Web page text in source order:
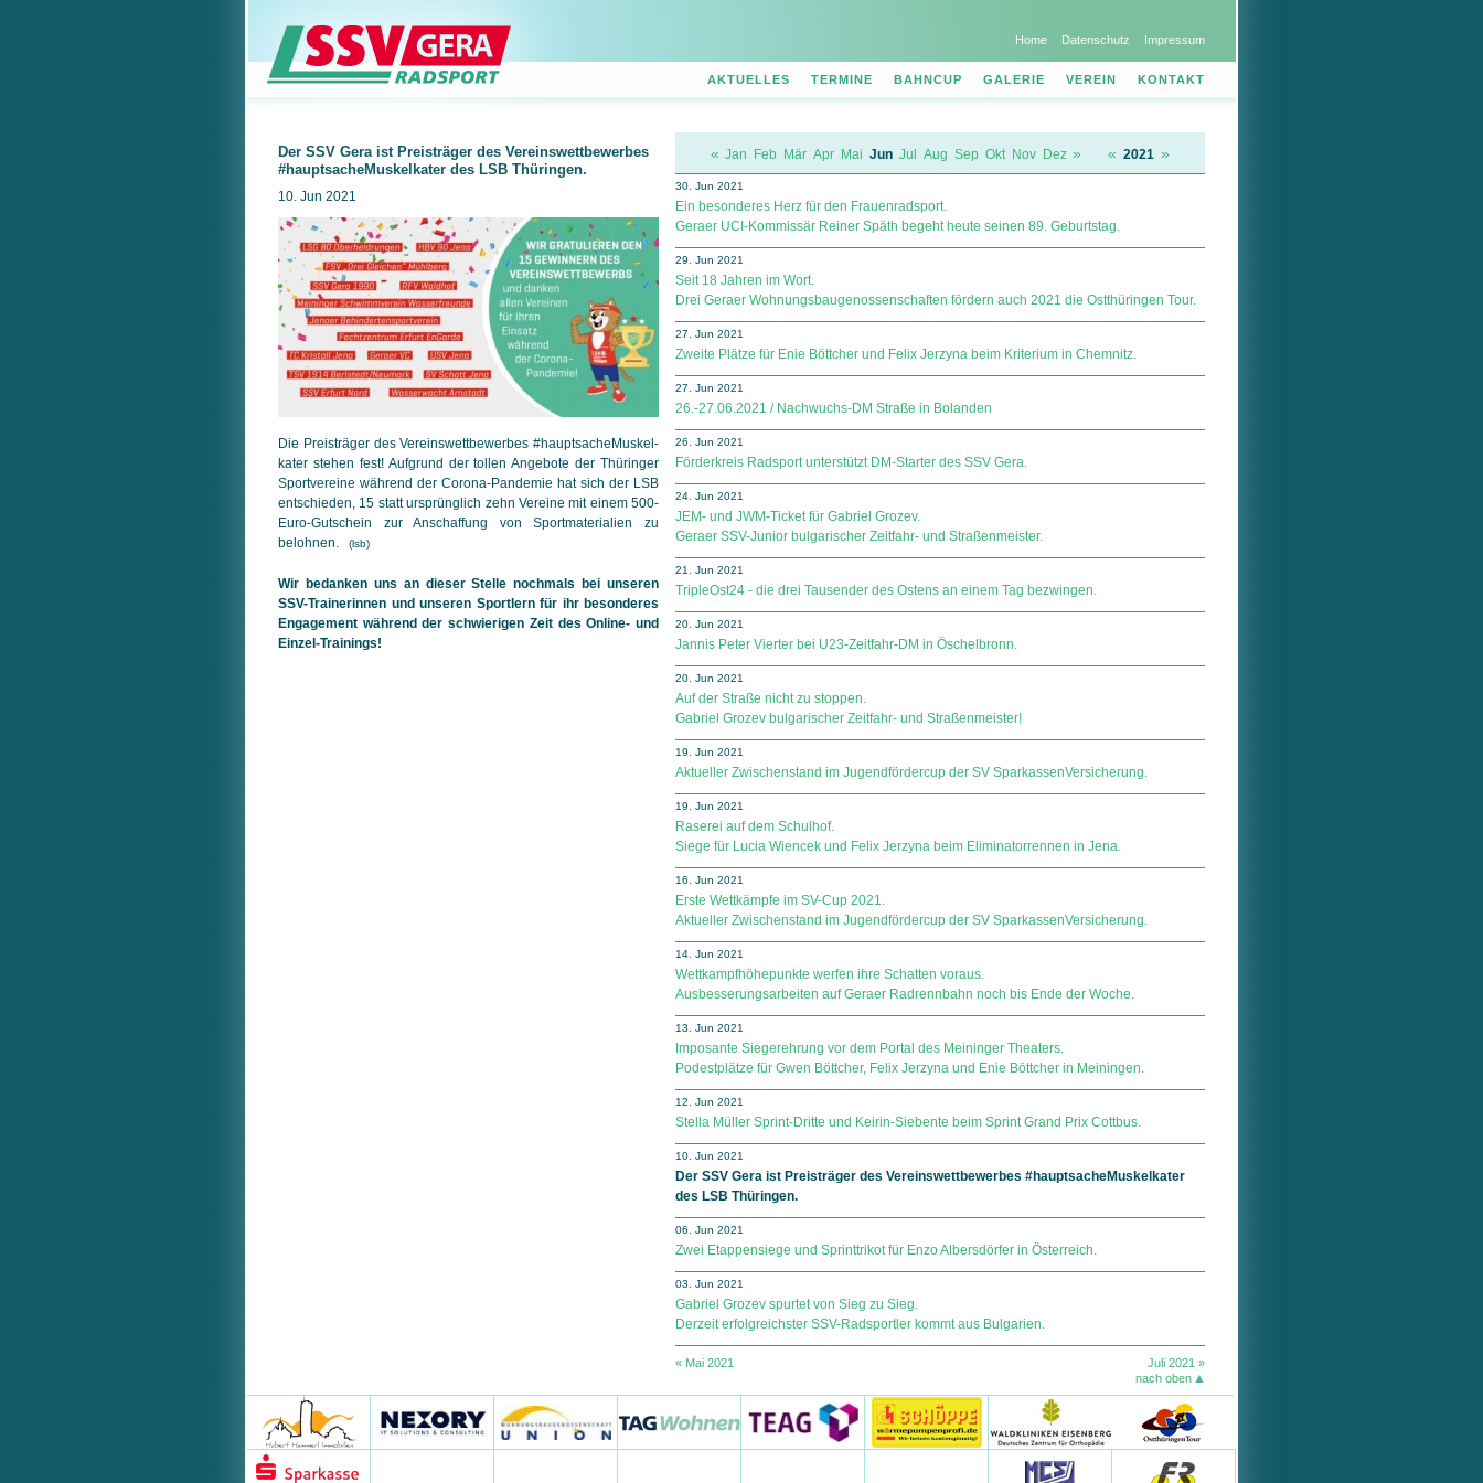
Home Datenschutz Impressum
AKTUELLES TERMINE BAHNCUP GALERIE VEREIN KONTAKT
Der SSV Gera ist Preisträger des Vereinswettbewerbes
#hauptsacheMuskelkater des LSB Thüringen.
10. Jun 2021
Die Preisträger des Vereinswettbewerbes #hauptsache­Muskel­
kater stehen fest! Aufgrund der tollen Angebote der Thüringer
Sport­vereine während der Corona-Pandemie hat sich der LSB
ent­schieden, 15 statt ursprünglich zehn Vereine mit einem 500-
Euro-Gutschein zur Anschaffung von Sportmaterialien zu
belohnen.
(lsb)
Wir bedanken uns an dieser Stelle nochmals bei unseren
SSV-Trainerinnen und unseren Sportlern für ihr besonderes
Engagement während der schwierigen Zeit des Online- und
Einzel-Trainings!
« Jan Feb Mär Apr Mai Jun Jul Aug Sep Okt Nov Dez » « 2021 »
30. Jun 2021
Ein besonderes Herz für den Frauenradsport.
Geraer UCI-Kommissär Reiner Späth begeht heute seinen 89. Geburtstag.
29. Jun 2021
Seit 18 Jahren im Wort.
Drei Geraer Wohnungsbaugenossenschaften fördern auch 2021 die Ostthüringen Tour.
27. Jun 2021
Zweite Plätze für Enie Böttcher und Felix Jerzyna beim Kriterium in Chemnitz.
27. Jun 2021
26.-27.06.2021 / Nachwuchs-DM Straße in Bolanden
26. Jun 2021
Förderkreis Radsport unterstützt DM-Starter des SSV Gera.
24. Jun 2021
JEM- und JWM-Ticket für Gabriel Grozev.
Geraer SSV-Junior bulgarischer Zeitfahr- und Straßenmeister.
21. Jun 2021
TripleOst24 - die drei Tausender des Ostens an einem Tag bezwingen.
20. Jun 2021
Jannis Peter Vierter bei U23-Zeitfahr-DM in Öschelbronn.
20. Jun 2021
Auf der Straße nicht zu stoppen.
Gabriel Grozev bulgarischer Zeitfahr- und Straßenmeister!
19. Jun 2021
Aktueller Zwischenstand im Jugendfördercup der SV Spar­kas­sen­Ver­si­che­rung.
19. Jun 2021
Raserei auf dem Schulhof.
Siege für Lucia Wiencek und Felix Jerzyna beim Eliminatorrennen in Jena.
16. Jun 2021
Erste Wettkämpfe im SV-Cup 2021.
Aktueller Zwischenstand im Jugendfördercup der SV Spar­kas­sen­Ver­si­che­rung.
14. Jun 2021
Wettkampfhöhepunkte werfen ihre Schatten voraus.
Ausbesserungsarbeiten auf Geraer Radrennbahn noch bis Ende der Woche.
13. Jun 2021
Imposante Siegerehrung vor dem Portal des Meininger Theaters.
Podestplätze für Gwen Böttcher, Felix Jerzyna und Enie Böttcher in Meiningen.
12. Jun 2021
Stella Müller Sprint-Dritte und Keirin-Siebente beim Sprint Grand Prix Cottbus.
10. Jun 2021
Der SSV Gera ist Preisträger des Vereinswettbewerbes #hauptsacheMuskelkater
des LSB Thüringen.
06. Jun 2021
Zwei Etappensiege und Sprinttrikot für Enzo Albersdörfer in Österreich.
03. Jun 2021
Gabriel Grozev spurtet von Sieg zu Sieg.
Derzeit erfolgreichster SSV-Radsportler kommt aus Bulgarien.
« Mai 2021
Juli 2021 »
nach oben